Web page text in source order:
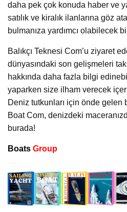
daha pek çok konuda haber ve
satılık ve kiralık ilanlarına göz
bulmanıza yardımcı olabilecek
Balıkçı Teknesi Com’u ziyaret
dünyasındaki son gelişmeleri
hakkında daha fazla bilgi
yaparken size ilham verecek
Deniz tutkunları için önde gelen
Boat Com, denizdeki
burada!
Boats Group